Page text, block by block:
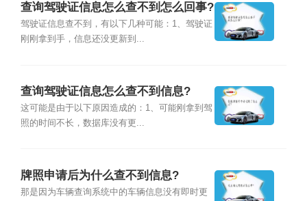
查询驾驶证信息怎么查不到怎么回事?
驾驶证信息查不到，有以下几种可能：1、驾驶证
刚刚拿到手，信息还没更新到...
查询驾驶证信息怎么查不到信息?
这可能是由于以下原因造成的：1、可能刚拿到驾
照的时间不长，数据库没有更...
牌照申请后为什么查不到信息?
那是因为车辆查询系统中的车辆信息没有即时更